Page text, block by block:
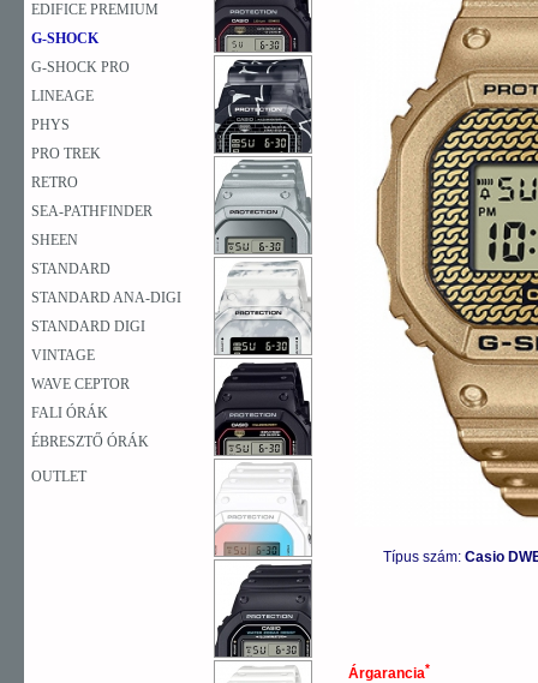
EDIFICE PREMIUM
G-SHOCK
G-SHOCK PRO
LINEAGE
PHYS
PRO TREK
RETRO
SEA-PATHFINDER
SHEEN
STANDARD
STANDARD ANA-DIGI
STANDARD DIGI
VINTAGE
WAVE CEPTOR
FALI ÓRÁK
ÉBRESZTŐ ÓRÁK
OUTLET
Típus szám: Casio
Árgarancia*